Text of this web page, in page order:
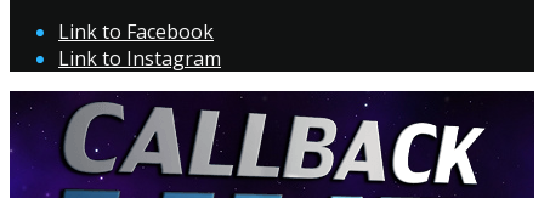
Link to Facebook
Link to Instagram